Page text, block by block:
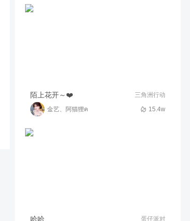
02:01 541
场均48000+伤害，冷门T0上
三角洲行动
陌上花开～❤️
15.4w
金艺、阿猫狸ฅ
蛋仔派对
哈哈